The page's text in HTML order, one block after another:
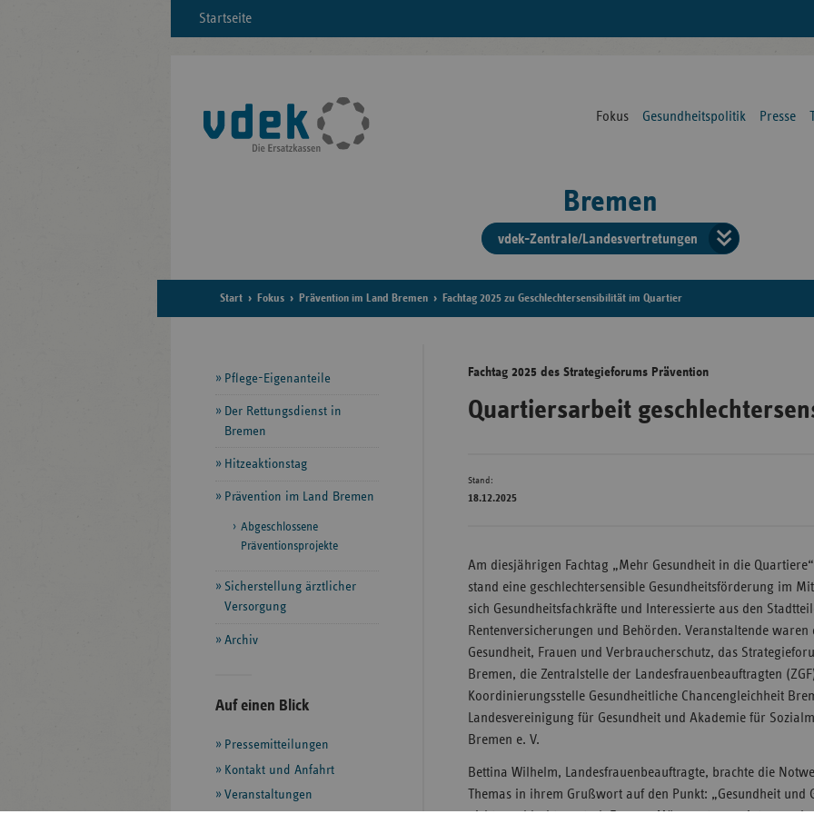
Startseite
Fokus Gesundheitspolitik Presse
Bremen
vdek-Zentrale/Landesvertretungen
der
Start Fokus Prävention im Land Bremen Fachtag 2025 zu Geschlechtersensibilität im Quartier
Fachtag 2025 des Strategieforums Prävention
Quartiersarbeit
Stand:
18.12.2025
Am diesjährigen Fachtag „Mehr Gesundheit in die
stand eine geschlechtersensible Gesundheitsförderung im
sich Gesundheitsfachkräfte und Interessierte aus den
Rentenversicherungen und Behörden. Veranstaltende
Gesundheit, Frauen und Verbraucherschutz, das
Bremen, die Zentralstelle der Landesfrauenbeauftragten
Koordinierungsstelle Gesundheitliche Chancengleichheit
Landesvereinigung für Gesundheit und Akademie für
Bremen e. V.
Bettina Wilhelm, Landesfrauenbeauftragte, brachte die
Themas in ihrem Grußwort auf den Punkt: „Gesundheit und
Seitennavigation
Pflege-Eigenanteile
Der Rettungsdienst in
Bremen
Hitzeaktionstag
Prävention im Land Bremen
Abgeschlossene
Präventionsprojekte
Sicherstellung ärztlicher
Versorgung
Archiv
Seitenleiste
weiteren
Informationen
Auf einen Blick
Pressemitteilungen
Kontakt und Anfahrt
Veranstaltungen